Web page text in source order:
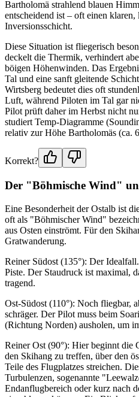
Bartholomä strahlend blauen
entscheidend ist – oft einen
Inversionsschicht.
Diese Situation ist fliegerisch
deckelt die Thermik, verhindert
böigen Höhenwinden. Das
Tal und eine sanft gleitende
Wirtsberg bedeutet dies oft
Luft, während Piloten im Tal gar
Pilot prüft daher im Herbst nicht
studiert Temp-Diagramme
relativ zur Höhe Bartholomäs (ca.
Korrekt?
Der "Böhmische Wind"
Eine Besonderheit der Ostalb ist
oft als "Böhmischer Wind"
aus Osten einströmt. Für den
Gratwanderung.
Reiner Südost (135°): Der
Piste. Der Staudruck ist maximal,
tragend.
Ost-Südost (110°): Noch fliegbar,
schräger. Der Pilot muss beim
(Richtung Norden) ausholen, um
Reiner Ost (90°): Hier beginnt die
den Skihang zu treffen, über den
Teile des Flugplatzes streichen.
Turbulenzen, sogenannte
Endanflugbereich oder kurz nach